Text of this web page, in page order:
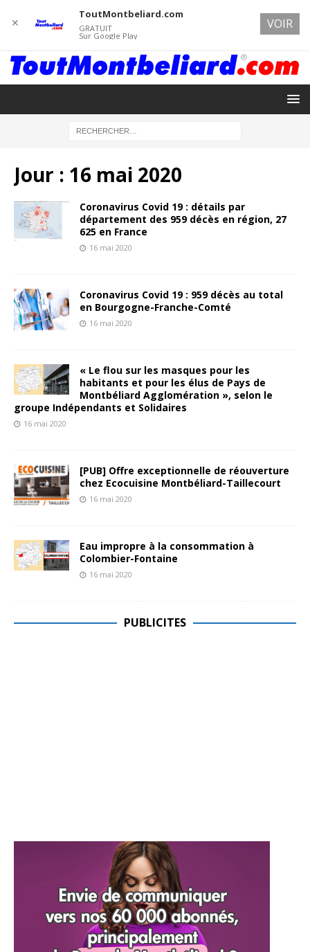
Jour : 16 mai 2020
Coronavirus Covid 19 : détails par
département des 959 décès en région, 27
625 en France
16 mai 2020
Coronavirus Covid 19 : 959 décès au total
en Bourgogne-Franche-Comté
16 mai 2020
« Le flou sur les masques pour les
habitants et pour les élus de Pays de
Montbéliard Agglomération », selon le
groupe Indépendants et Solidaires
16 mai 2020
[PUB] Offre exceptionnelle de réouverture
chez Ecocuisine Montbéliard-Taillecourt
16 mai 2020
Eau impropre à la consommation à
Colombier-Fontaine
16 mai 2020
PUBLICITES
✕
ToutMontbeliard.com
GRATUIT
Sur Google Play
VOIR